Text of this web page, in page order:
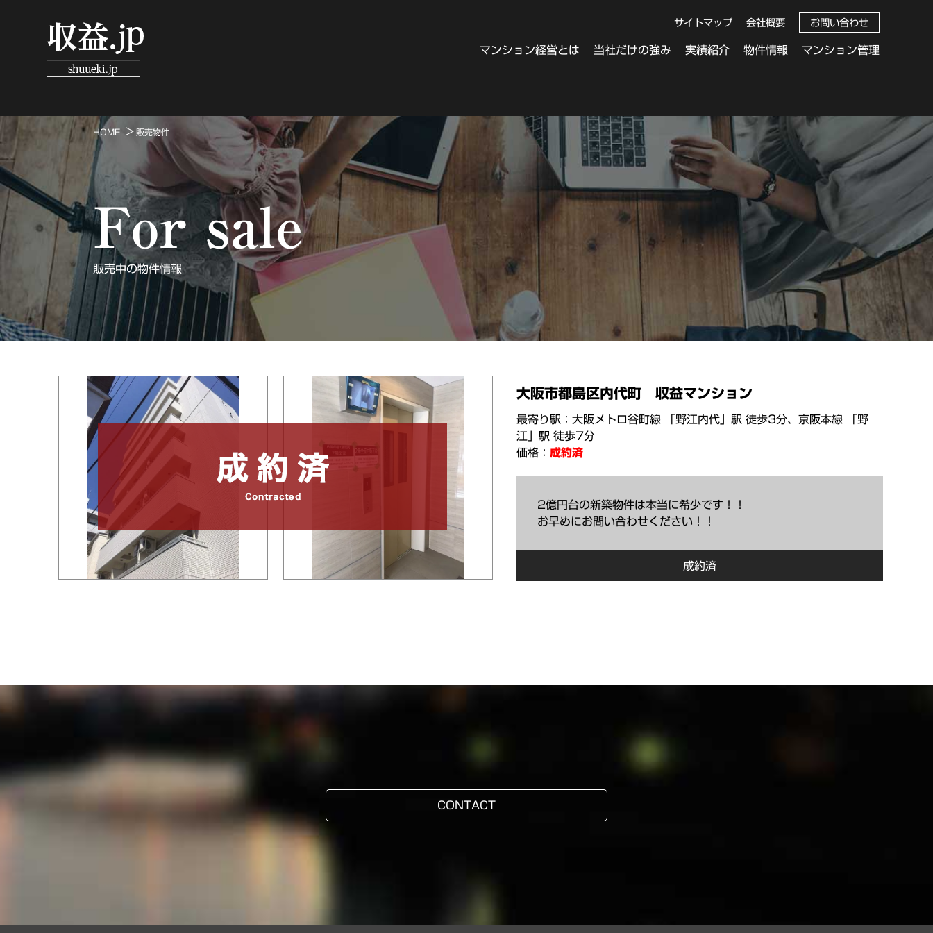
サイトマップ 会社概要 お問い合わせ
マンション経営とは 当社だけの強み 実績紹介 物件情報 マンション管理
HOME 販売物件
For sale
販売中の物件情報
大阪市都島区内代町 収益マンション
最寄り駅：大阪メトロ谷町線 「野江内代」駅 徒歩3分、京阪本線 「野
江」駅 徒歩7分
価格： 成約済
2億円台の新築物件は本当に希少です！！
お早めにお問い合わせください！！
成約済
CONTACT